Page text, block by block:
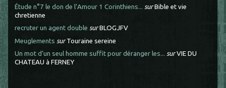
Étude n°7 le don de l’Amour 1 Corinthiens... surBible et vie
chretienne
recruter un agent double surBLOGJFV
Meuglements surTouraine sereine
Un mot d’un seul homme suffit pour déranger les... surVIE DU
CHATEAU à FERNEY